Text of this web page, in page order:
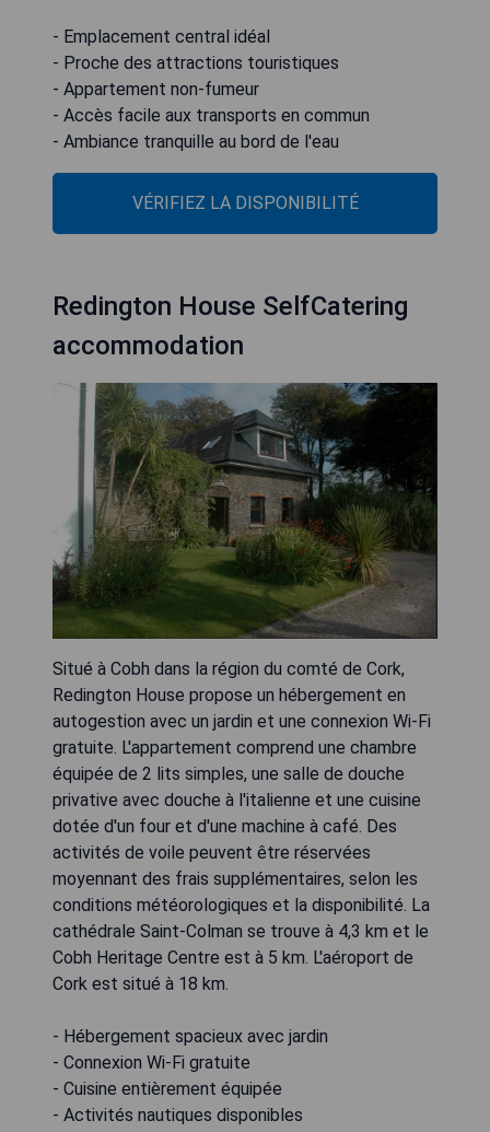
- Emplacement central idéal
- Proche des attractions touristiques
- Appartement non-fumeur
- Accès facile aux transports en commun
- Ambiance tranquille au bord de l'eau
VÉRIFIEZ LA DISPONIBILITÉ
Redington House SelfCatering
accommodation
Situé à Cobh dans la région du comté de Cork,
Redington House propose un hébergement en
autogestion avec un jardin et une connexion Wi-Fi
gratuite. L'appartement comprend une chambre
équipée de 2 lits simples, une salle de douche
privative avec douche à l'italienne et une cuisine
dotée d'un four et d'une machine à café. Des
activités de voile peuvent être réservées
moyennant des frais supplémentaires, selon les
conditions météorologiques et la disponibilité. La
cathédrale Saint-Colman se trouve à 4,3 km et le
Cobh Heritage Centre est à 5 km. L'aéroport de
Cork est situé à 18 km.
- Hébergement spacieux avec jardin
- Connexion Wi-Fi gratuite
- Cuisine entièrement équipée
- Activités nautiques disponibles